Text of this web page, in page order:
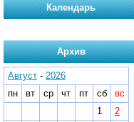
Календарь
Архив
Август - 2026
пн
вт ср чт пт сб
вс
1
2